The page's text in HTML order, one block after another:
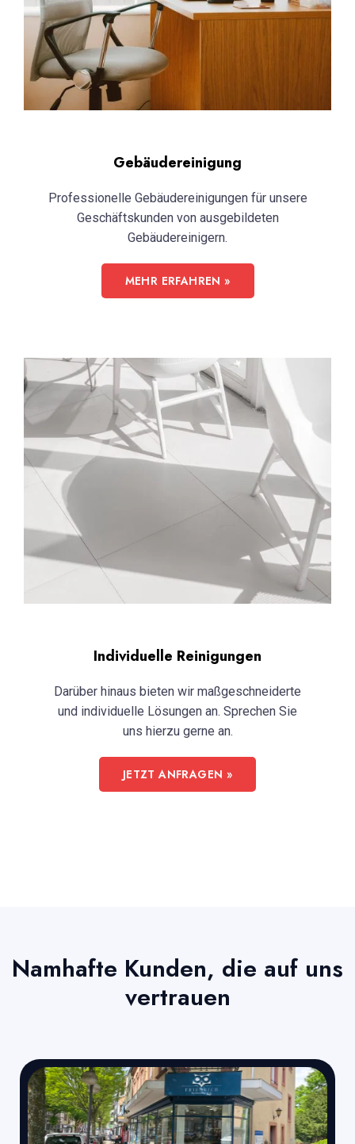
Gebäudereinigung
Professionelle Gebäudereinigungen für unsere
Geschäftskunden von ausgebildeten
Gebäudereinigern.
MEHR ERFAHREN »
Individuelle Reinigungen
Darüber hinaus bieten wir maßgeschneiderte
und individuelle Lösungen an. Sprechen Sie
uns hierzu gerne an.
JETZT ANFRAGEN »
Namhafte Kunden, die auf uns
vertrauen